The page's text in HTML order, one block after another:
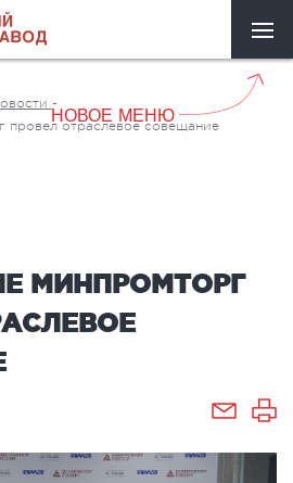
НОВОЕ МЕНЮ
-
провел отраслевое совещание
МИНПРОМТОРГ